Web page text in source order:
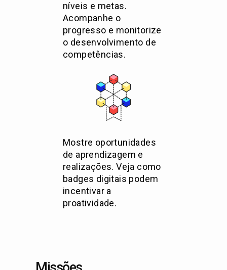
níveis e metas.
Acompanhe o
progresso e monitorize
o desenvolvimento de
competências.
Mostre oportunidades
de aprendizagem e
realizações. Veja como
badges digitais podem
incentivar a
proatividade.